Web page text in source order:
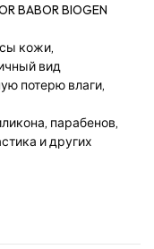
BABOR BIOGEN
кожи,
вид
потерю влаги,
парабенов,
и других